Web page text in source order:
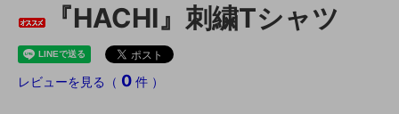
『HACHI』刺繍Tシャツ
レビューを見る（ 0 件 ）